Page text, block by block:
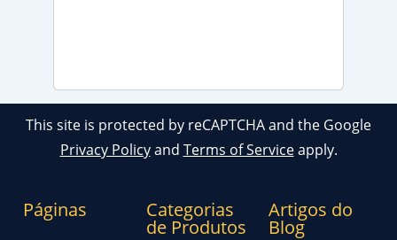
This site is protected by reCAPTCHA and the Google
Privacy Policyand Terms of Serviceapply.
Páginas Categorias
de Produtos
Artigos do
Blog